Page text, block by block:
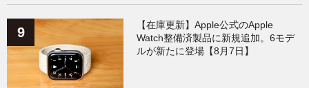
【在庫更新】Apple公式のApple
Watch整備済製品に新規追加。6モデ
ルが新たに登場【8月7日】